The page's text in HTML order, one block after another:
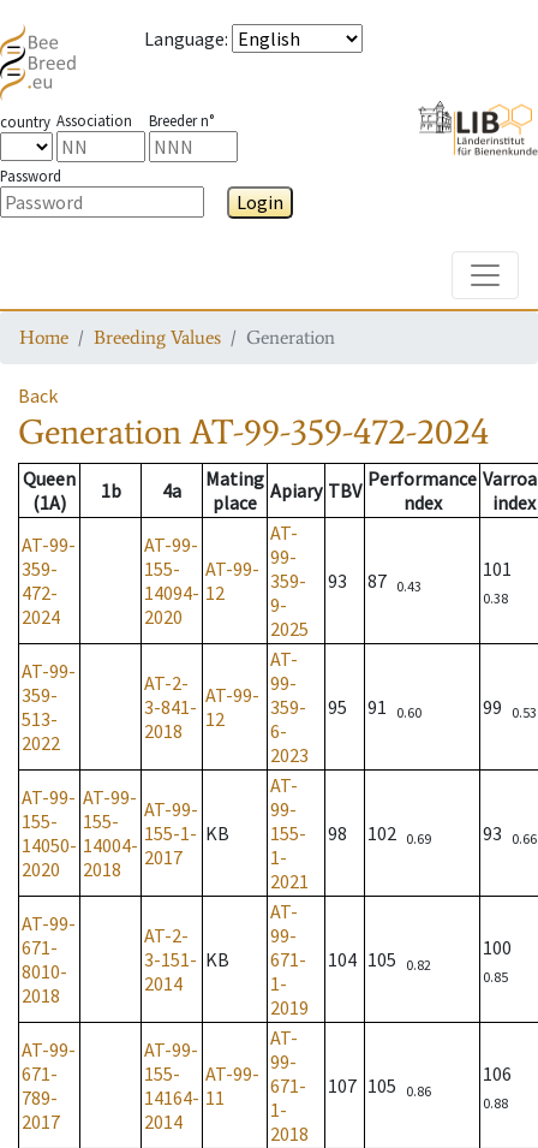
Language:
country Association Breeder n°
Password
Login
Home Breeding Values Generation
Back
GenerationAT-99-359-472-2024
Queen
(1A)
1b 4a
Mating
place Apiary TBV Performance
ndex
index
AT-99-
359-
472-
2024
AT-99-
155-
14094-
2020
AT-99-
12
AT-
99-
359-
9-
2025
93 87 0.43
101
0.38
AT-99-
359-
513-
2022
AT-2-
3-841-
2018
AT-99-
12
AT-
99-
359-
6-
2023
95 91 0.60 99 0.53
AT-99-
155-
14050-
2020
AT-99-
155-
14004-
2018
AT-99-
155-1-
2017
KB
AT-
99-
155-
1-
2021
98 102 0.69 93 0.66
AT-99-
671-
8010-
2018
AT-2-
3-151-
2014
KB
AT-
99-
671-
1-
2019
104 105 0.82
100
0.85
AT-99-
671-
789-
2017
AT-99-
155-
14164-
2014
AT-99-
11
AT-
99-
671-
1-
2018
107 105 0.86
106
0.88